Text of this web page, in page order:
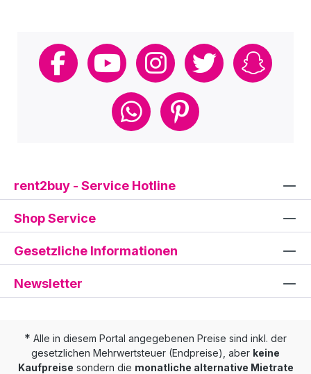
rent2buy - Service Hotline
Shop Service
Gesetzliche Informationen
Newsletter
* Alle in diesem Portal angegebenen Preise sind inkl. der
gesetzlichen Mehrwertsteuer (Endpreise), aber keine
Kaufpreise sondern die monatliche alternative Mietrate